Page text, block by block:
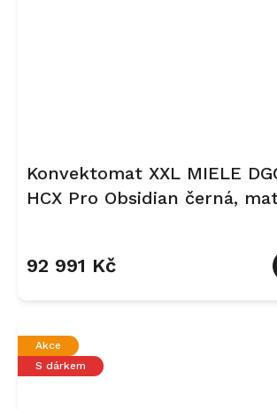
Konvektomat XXL MIELE
HCX Pro Obsidian černá,
92 991 Kč
Akce
S dárkem